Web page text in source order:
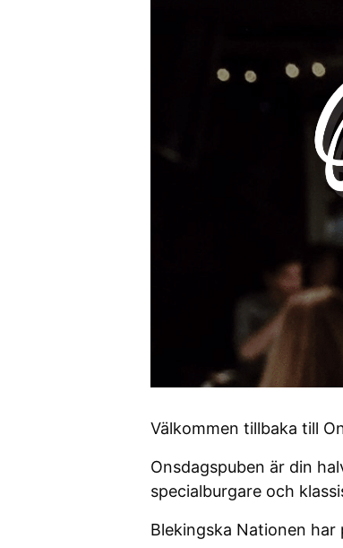
Välkommen tillbaka till
Onsdagspuben är din
specialburgare och
Blekingska Nationen har